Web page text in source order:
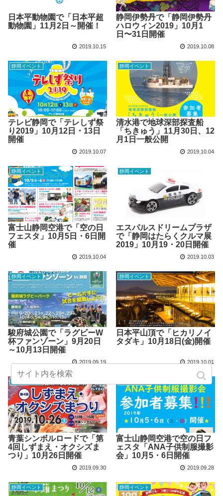
日本平動物園で「日本平超
動物園」11月2日～開催！
2019.10.15
静岡伊勢丹で「静岡伊勢丹
ハロウィン2019」10月1
日〜31日開催
2019.10.08
静岡イベント
テレビ静岡で「テレしず祭
り2019」10月12日・13日
開催
2019.10.07
静岡イベント
清水港で地球深部探査船
「ちきゅう」11月30日、12
月1日一般公開
2019.10.04
静岡イベント
富士山静岡空港で「空の日
フェスタ」10月5日・6日開
催
2019.10.04
静岡イベント
エスパルスドリームプラザ
で「静岡はたらくクルマ展
2019」10月19・20日開催
2019.10.03
静岡イベント
駿府城公園で「ラグビーW
杯ファンゾーン」9月20日
～10月13日開催
2019.09.19
静岡イベント
日本平山頂で「ヒカリノイ
タダキ」10月18日(金)開催
2019.10.01
静岡イベント
青葉シンボルロードで「第
4回しずまえ・オクシズま
つり」10月26日開催
2019.09.30
富士山静岡空港で空の日フ
ェスタ「ANA子供制服撮影
会」10月5・6日開催
2019.09.28
静岡イベント 静岡イベント